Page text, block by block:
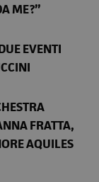
ME?”
EVENTI
FRATTA,
AQUILES